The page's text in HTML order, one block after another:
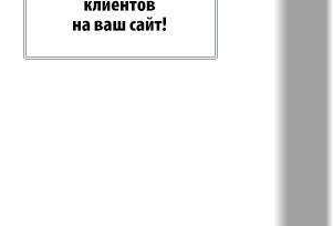
Парус